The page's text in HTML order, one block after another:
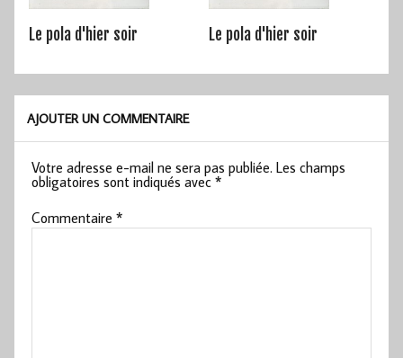
Le pola d'hier soir Le pola d'hier soir
AJOUTER UN COMMENTAIRE
Votre adresse e-mail ne sera pas publiée. Les champs
obligatoires sont indiqués avec*
Commentaire*